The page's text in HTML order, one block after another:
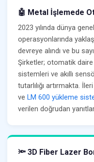
🤖 Metal İşlemede
2023 yılında dünya
operasyonlarında
devreye alındı ve bu
Şirketler; otomatik
sistemleri ve akıllı
tutarlılığı artırmakta.
ve LM 600 yükleme
verilen doğrudan
🔦 3D Fiber Lazer